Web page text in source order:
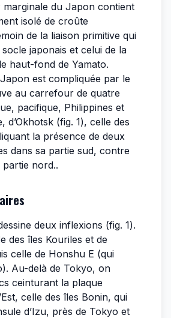
marginale du Japon contient
isolé de croûte
de la liaison primitive qui
japonais et celui de la
haut-fond de Yamato.
est compliquée par le
au carrefour de quatre
pacifique, Philippines et
d’Okhotsk (fig. 1), celle des
la présence de deux
dans sa partie sud, contre
nord..
deux inflexions (fig. 1).
des îles Kouriles et de
celle de Honshu E (qui
Au-delà de Tokyo, on
ceinturant la plaque
celle des îles Bonin, qui
d’Izu, près de Tokyo et